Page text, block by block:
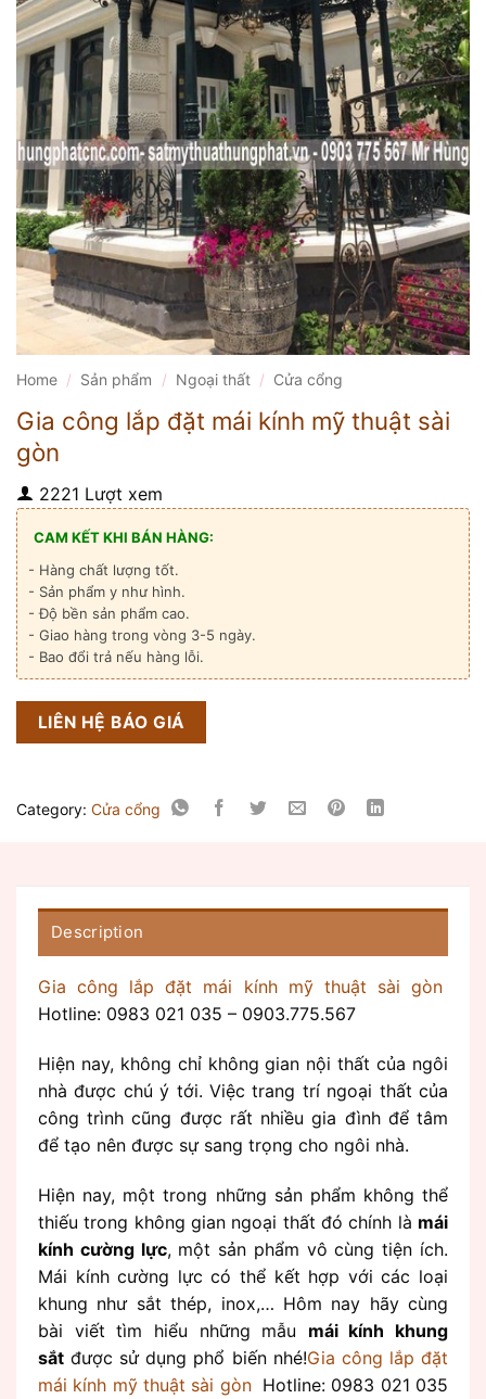
Home / Sản phẩm / Ngoại thất / Cửa cổng
Gia công lắp đặt mái kính mỹ thuật sài
gòn
2221 Lượt xem
CAM KẾT KHI BÁN HÀNG:
- Hàng chất lượng tốt.
- Sản phẩm y như hình.
- Độ bền sản phẩm cao.
- Giao hàng trong vòng 3-5 ngày.
- Bao đổi trả nếu hàng lỗi.
LIÊN HỆ BÁO GIÁ
Category: Cửa cổng
Description
Gia công lắp đặt mái kính mỹ thuật sài gòn
Hotline: 0983 021 035 – 0903.775.567
Hiện nay, không chỉ không gian nội thất của ngôi
nhà được chú ý tới. Việc trang trí ngoại thất của
công trình cũng được rất nhiều gia đình để tâm
để tạo nên được sự sang trọng cho ngôi nhà.
Hiện nay, một trong những sản phẩm không thể
thiếu trong không gian ngoại thất đó chính là mái
kính cường lực, một sản phẩm vô cùng tiện ích.
Mái kính cường lực có thể kết hợp với các loại
khung như sắt thép, inox,… Hôm nay hãy cùng
bài viết tìm hiểu những mẫu mái kính khung
sắt được sử dụng phổ biến nhé!Gia công lắp đặt
mái kính mỹ thuật sài gòn Hotline: 0983 021 035